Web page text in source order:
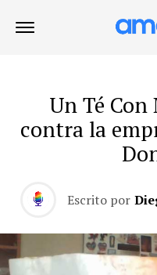
Un Té
contra la
Escrito por